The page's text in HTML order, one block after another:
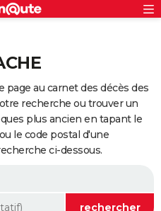
au carnet des décès des
recherche ou trouver un
plus ancien en tapant le
le code postal d'une
ci-dessous.